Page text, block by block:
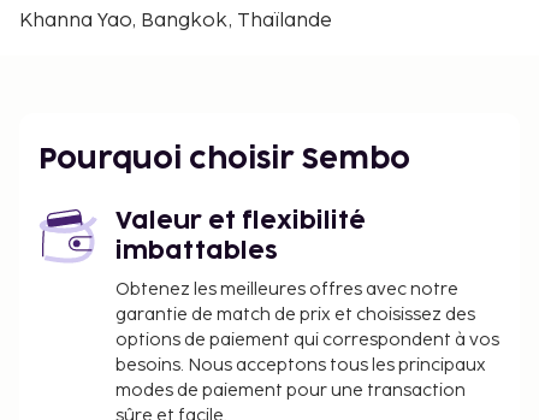
Hôpital Samitivej Srinakarin - 14,2 km
Arène Indoor Stadium Huamark - 15,8 km
km
Les aéroports les plus proches de l'hébergement
Bangkok (DMK-Aéroport international de Don
Mueang) - 19,8 km
Aéroport international de Suvarnabhumi (BKK) -
Khanna Yao, Bangkok, Thaïlande
Pourquoi choisir Sembo
Valeur et flexibilité
imbattables
Obtenez les meilleures offres avec notre
garantie de match de prix et choisissez des
options de paiement qui correspondent à vos
besoins. Nous acceptons tous les principaux
modes de paiement pour une transaction
sûre et facile.